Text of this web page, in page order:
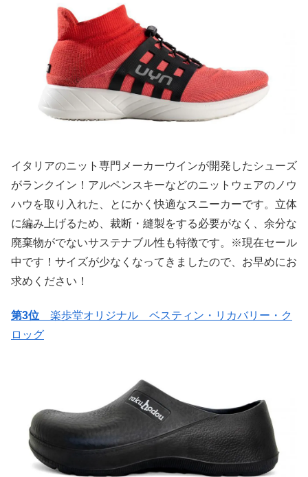
イタリアのニット専門メーカーウインが開発したシューズ
がランクイン！アルペンスキーなどのニットウェアのノウ
ハウを取り入れた、とにかく快適なスニーカーです。立体
に編み上げるため、裁断・縫製をする必要がなく、余分な
廃棄物がでないサステナブル性も特徴です。※現在セール
中です！サイズが少なくなってきましたので、お早めにお
求めください！
第3位 楽歩堂オリジナル ベスティン・リカバリー・ク
ロッグ